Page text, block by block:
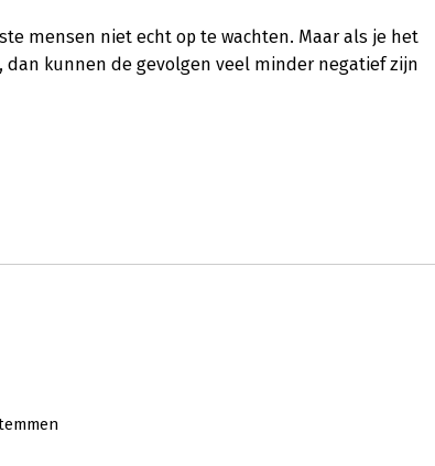
mensen niet echt op te wachten. Maar als je het
dan kunnen de gevolgen veel minder negatief zijn